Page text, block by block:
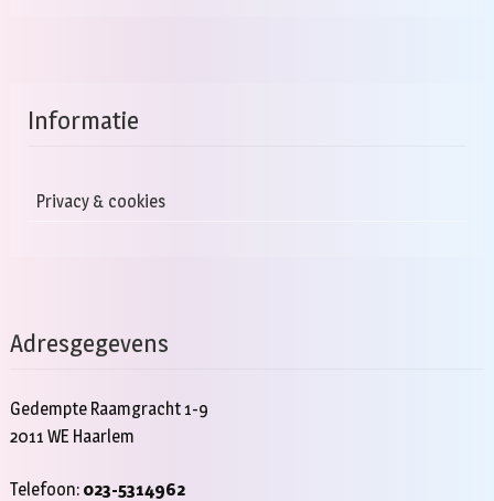
Informatie
Privacy & cookies
Adresgegevens
Gedempte Raamgracht 1-9
2011 WE Haarlem
Telefoon: 023-5314962